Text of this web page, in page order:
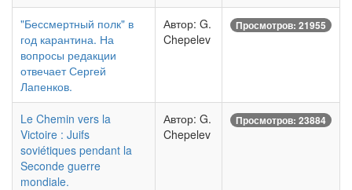
"Бессмертный полк" в
год карантина. На
вопросы редакции
отвечает Сергей
Лапенков.
Автор: G.
Chepelev
Просмотров: 21955
Le Chemin vers la
Victoire : Juifs
soviétiques pendant la
Seconde guerre
mondiale.
Автор: G.
Chepelev
Просмотров: 23884